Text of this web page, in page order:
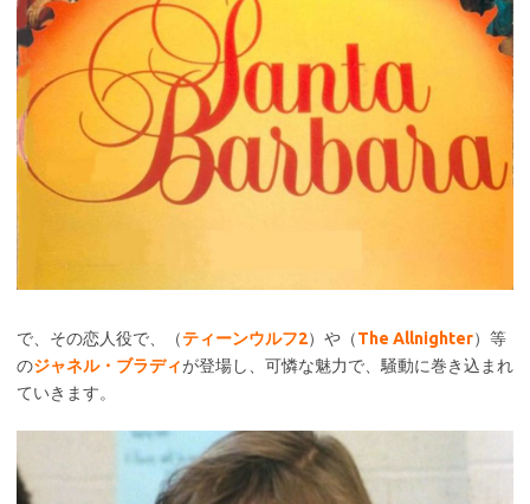
で、その恋人役で、（ティーンウルフ2）や（The Allnighter）等
のジャネル・ブラディが登場し、可憐な魅力で、騒動に巻き込まれ
ていきます。